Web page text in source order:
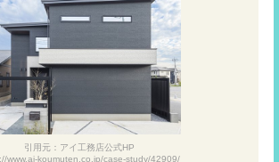
引用元：アイ工務店公式HP
www.ai-koumuten.co.jp/case-study/42909/